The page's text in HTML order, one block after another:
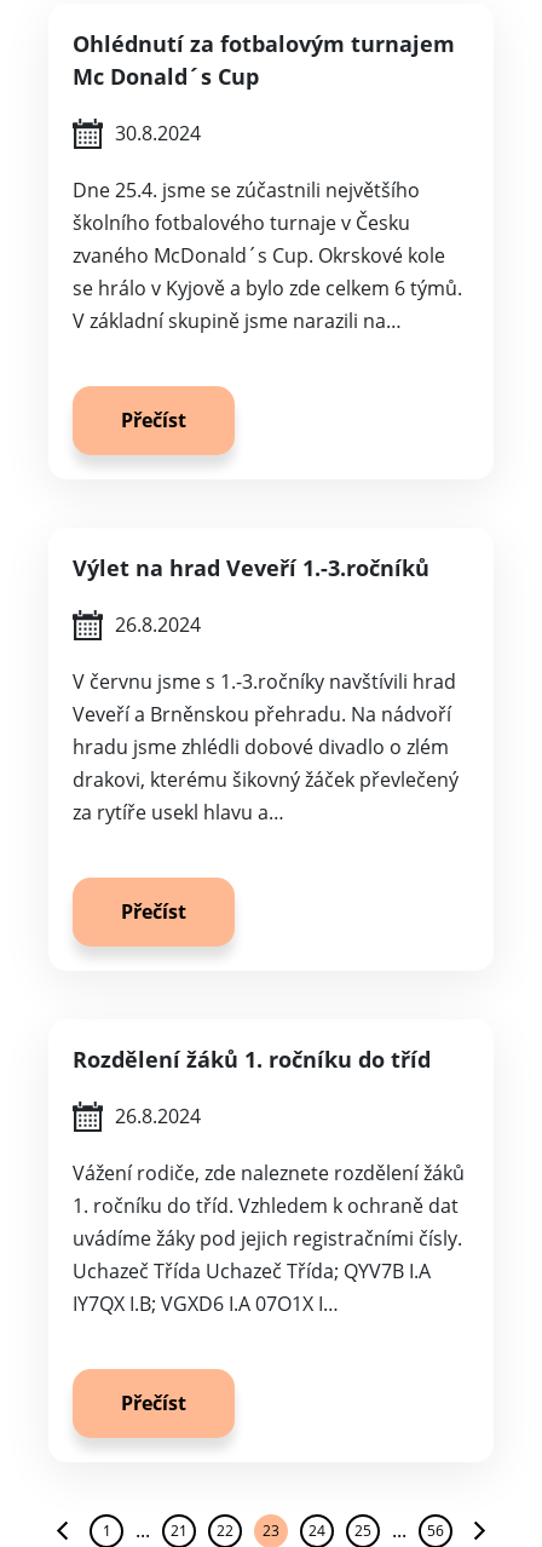
Ohlédnutí za fotbalovým turnajem
Mc Donald´s Cup
30.8.2024
Dne 25.4. jsme se zúčastnili největšího
školního fotbalového turnaje v Česku
zvaného McDonald´s Cup. Okrskové kole
se hrálo v Kyjově a bylo zde celkem 6 týmů.
V základní skupině jsme narazili na…
Přečíst
Výlet na hrad Veveří 1.-3.ročníků
26.8.2024
V červnu jsme s 1.-3.ročníky navštívili hrad
Veveří a Brněnskou přehradu. Na nádvoří
hradu jsme zhlédli dobové divadlo o zlém
drakovi, kterému šikovný žáček převlečený
za rytíře usekl hlavu a…
Přečíst
Rozdělení žáků 1. ročníku do tříd
26.8.2024
Vážení rodiče, zde naleznete rozdělení žáků
1. ročníku do tříd. Vzhledem k ochraně dat
uvádíme žáky pod jejich registračními čísly.
Uchazeč Třída Uchazeč Třída; QYV7B I.A
IY7QX I.B; VGXD6 I.A 07O1X I…
Přečíst
1 ... 21 22 23 24 25 ... 56